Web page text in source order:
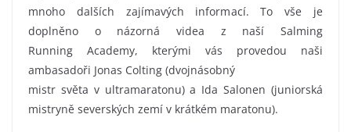
mnoho dalších zajímavých informací. To vše je
doplněno o názorná videa z naší Salming
Running Academy, kterými vás provedou naši
ambasadoři Jonas Colting (dvojnásobný
mistr světa v ultramaratonu) a Ida Salonen (juniorská
mistryně severských zemí v krátkém maratonu).